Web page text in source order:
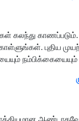
கலந்து
புதிய
ஆண்டாகவே